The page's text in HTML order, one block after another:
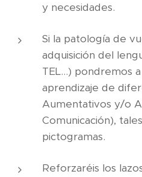
y necesidades.
Si la patología de
adquisición del
TEL...) pondremos
aprendizaje de
Aumentativos y/o
Comunicación),
pictogramas.
Reforzaréis los